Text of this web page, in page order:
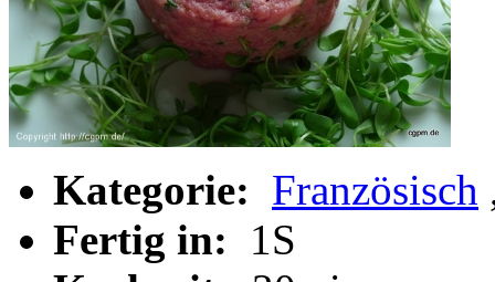
Kategorie: Französisch
Fertig in:
1S